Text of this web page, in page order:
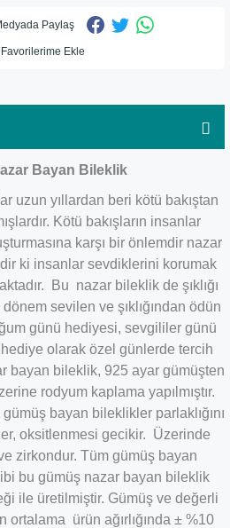
Paylaş
Bayan Bileklik
uzun yıllardan beri kötü bakıştan
Kötü bakışların insanlar
karşı bir önlemdir nazar
ki insanlar sevdiklerini korumak
Bu nazar bileklik de şıklığı
sevilen ve şıklığından ödün
günü hediyesi, sevgililer günü
olarak özel günlerde tercih
bayan bileklik, 925 ayar gümüşten
rodyum kaplama yapılmıştır.
bayan bileklikler parlaklığını
oksitlenmesi gecikir. Üzerinde
zirkondur. Tüm gümüş bayan
bu gümüş nazar bayan bileklik
ile üretilmiştir. Gümüş ve değerli
ürün ağırlığında ± %10